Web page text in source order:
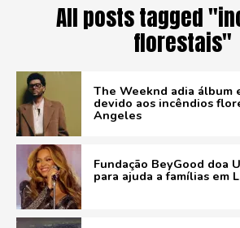
All posts tagged
florestais"
The Weeknd adia álbum
devido aos incêndios
Angeles
Fundação BeyGood doa
para ajuda a famílias em